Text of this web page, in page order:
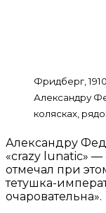
Фридберг,
Александру
колясках,
Александру
«crazy lunatic»
отмечал при
тетушка-
очаровательна».